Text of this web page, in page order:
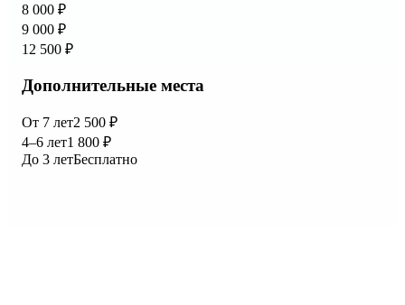
8 000 ₽
9 000 ₽
12 500 ₽
Дополнительные места
От 7 лет2 500 ₽
4–6 лет1 800 ₽
До 3 летБесплатно